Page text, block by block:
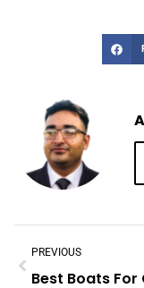
PREVIOUS